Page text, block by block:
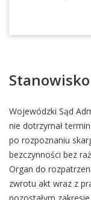
Stanowisko
Wojewódzki Sąd
nie dotrzymał
po rozpoznaniu
bezczynności bez
Organ do
zwrotu akt wraz z
pozostałym zakresie.